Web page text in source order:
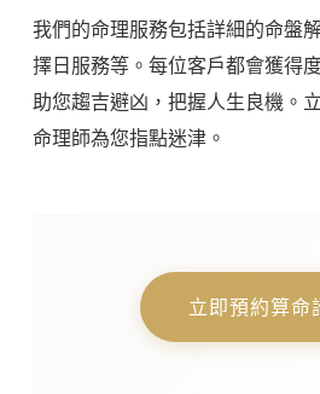
我們的命理服務包括詳細的命盤
擇日服務等。每位客戶都會獲得
助您趨吉避凶，把握人生良機。
命理師為您指點迷津。
立即預約算命